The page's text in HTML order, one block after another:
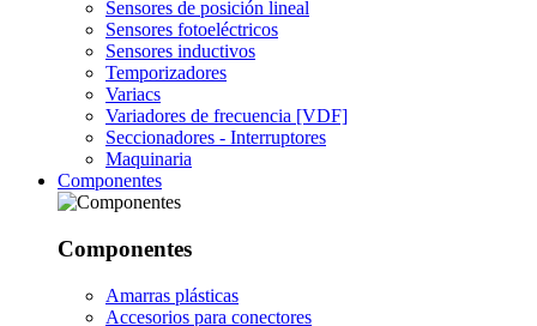
Sensores de posición lineal
Sensores fotoeléctricos
Sensores inductivos
Temporizadores
Variacs
Variadores de frecuencia [VDF]
Seccionadores - Interruptores
Maquinaria
Componentes
Componentes
Amarras plásticas
Accesorios para conectores